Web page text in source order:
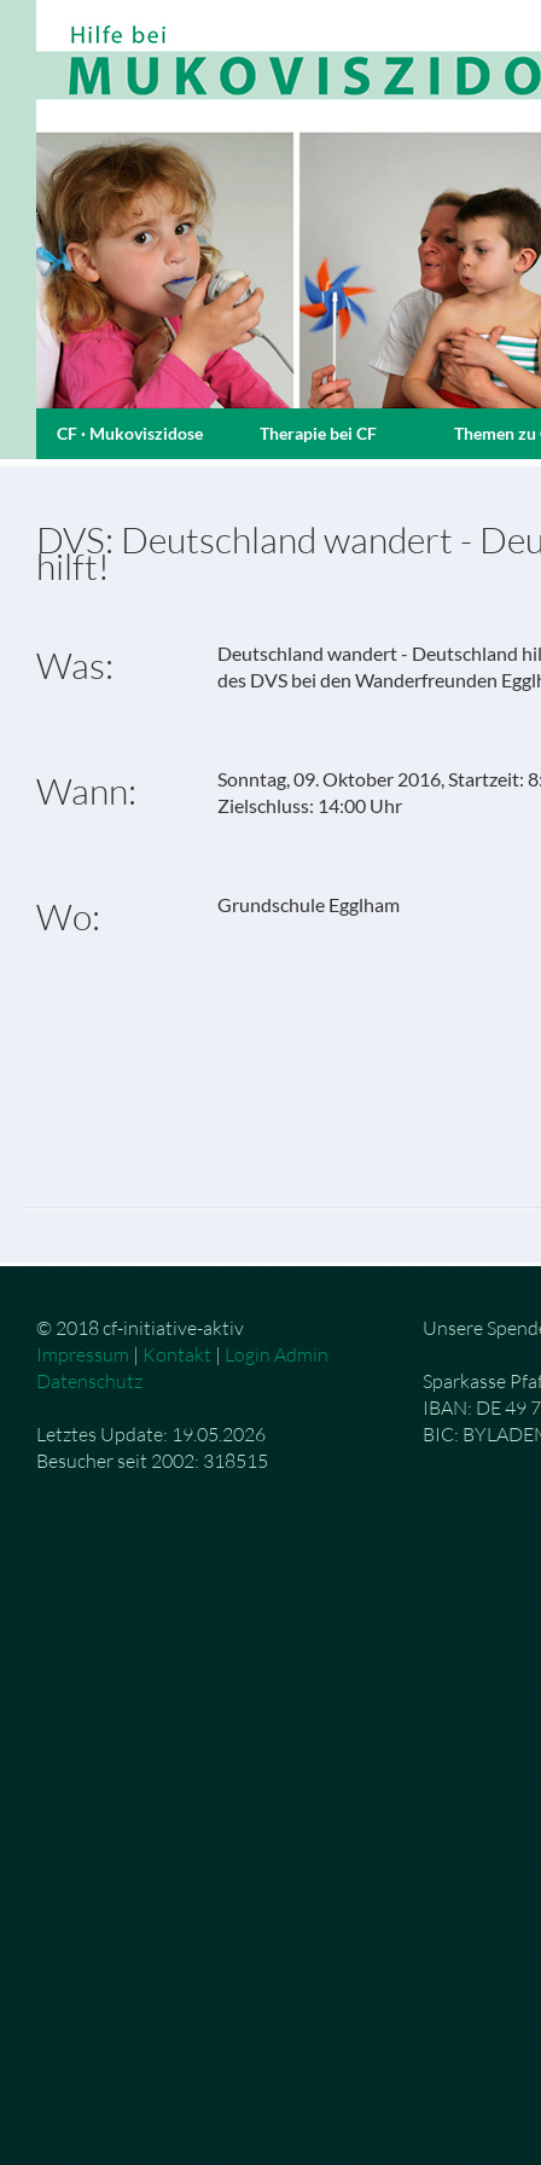
CF · Mukoviszidose Therapie bei CF Themen zu
DVS: Deutschland wandert -
hilft!
Was:
Deutschland wandert - Deutschland
des DVS bei den Wanderfreunden
Wann:
Sonntag, 09. Oktober 2016, Startzeit:
Zielschluss: 14:00 Uhr
Wo: Grundschule Egglham
© 2018 cf-initiative-aktiv
Impressum | Kontakt | Login Admin
Datenschutz
Letztes Update: 19.05.2026
Besucher seit 2002: 318515
Unsere
Sparkasse
IBAN: DE 49
BIC: